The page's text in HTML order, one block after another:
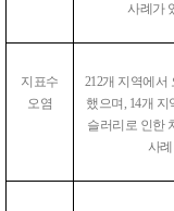
사례가
지표수
오염
212개 지역에서
했으며, 14개 지
슬러리로 인한
사례